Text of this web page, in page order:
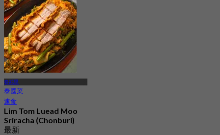
春武里
泰國菜
速食
Lim Tom Luead Moo
Sriracha (Chonburi)
最新